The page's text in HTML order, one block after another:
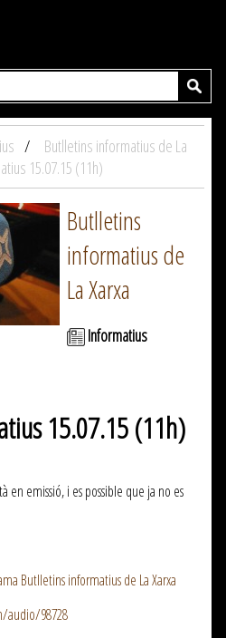
Butlletins informatius de La
15.07.15 (11h)
Butlletins
informatius de
La Xarxa
Informatius
15.07.15 (11h)
en emissió, i es possible que ja no es
Butlletins informatius de La Xarxa
audio/98728